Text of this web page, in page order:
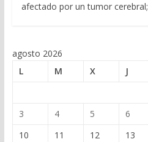
afectado por un tumor cerebral;
agosto 2026
L
M X J
3
4 5 6
10
11 12 13